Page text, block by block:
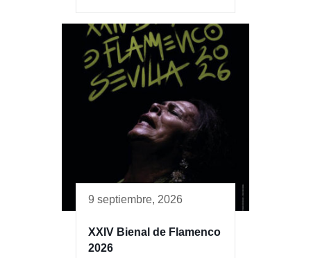
9 septiembre, 2026
XXIV Bienal de Flamenco
2026